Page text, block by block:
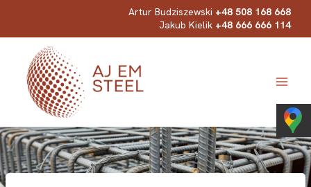
Artur Budziszewski +48 508 168 668
Jakub Kielik +48 666 666 114